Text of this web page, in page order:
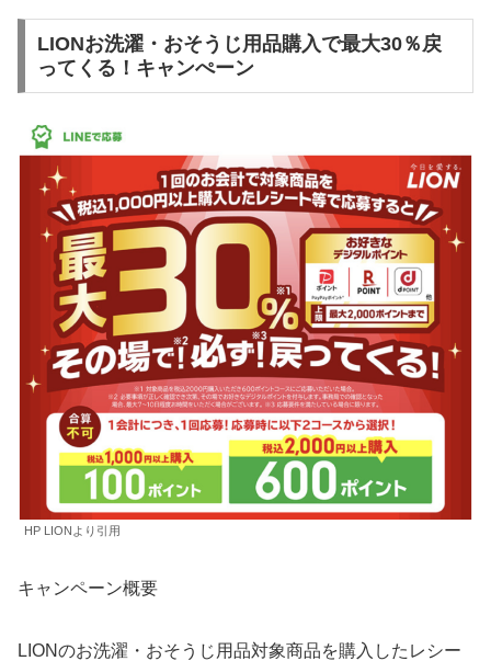
LIONお洗濯・おそうじ用品購入で最大30％戻
ってくる！キャンぺーン
HP LIONより引用
キャンペーン概要
LIONのお洗濯・おそうじ用品対象商品を購入したレシー